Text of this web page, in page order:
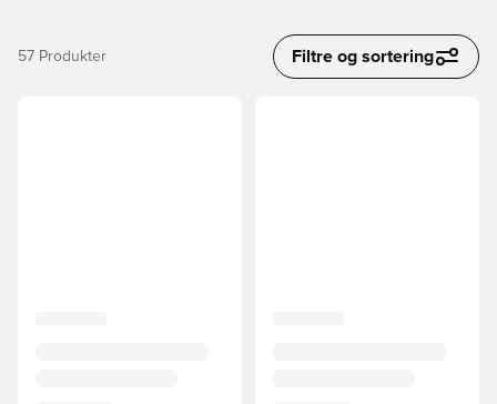
57 Produkter Filtre og sortering